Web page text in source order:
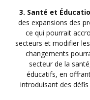
3. Santé et
des expansions des
ce qui pourrait
secteurs et modifier
changements
secteur de la
éducatifs, en
introduisant des